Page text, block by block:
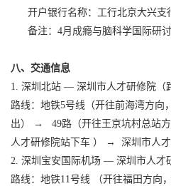
开户银行名称：工行北京大兴支
备注：4月成瘾与脑科学国际研
八、交通信息
1. 深圳北站 — 深圳市人才研修院（
路线：地铁5号线（开往前海湾方向
出） → 49路（开往王京坑村总站
人才研修院站下车 ） → 深圳市人
2. 深圳宝安国际机场 — 深圳市人才
路线：地铁11号线 （开往福田方向